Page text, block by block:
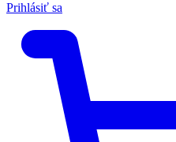
Prihlásiť sa